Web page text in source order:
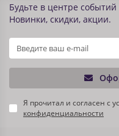
Будьте в центре
Новинки, скидки, акции.
Я прочитал и согласен с
конфиденциальности